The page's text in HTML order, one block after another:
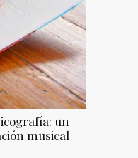
un
musical